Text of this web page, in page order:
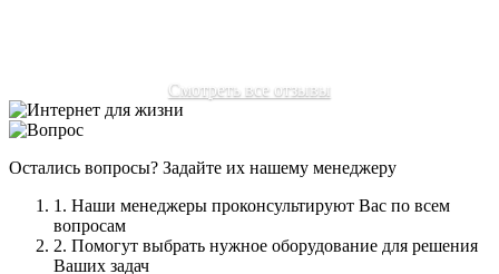
Смотреть все отзывы
Остались вопросы? Задайте их нашему менеджеру
1. Наши менеджеры проконсультируют Вас по всем
вопросам
2. Помогут выбрать нужное оборудование для решения
Ваших задач